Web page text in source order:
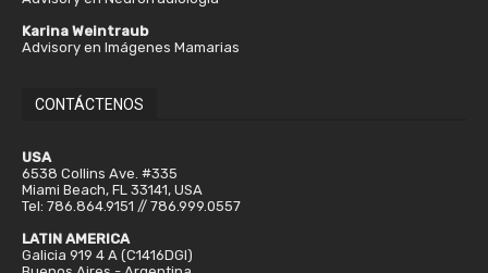
Karina Weintraub
Advisory en Imágenes Mamarias
CONTÁCTENOS
USA
6538 Collins Ave. #335
Miami Beach, FL 33141, USA
Tel: 786.864.9151 // 786.999.0557
LATIN AMERICA
Galicia 919 4 A (C1416DGI)